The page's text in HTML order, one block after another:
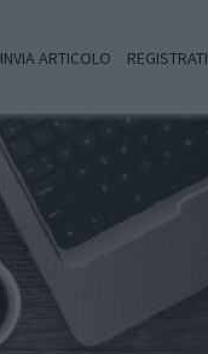
INVIA ARTICOLO REGISTRATI